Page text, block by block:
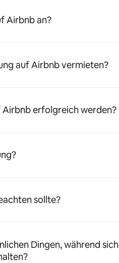
Airbnb an?
auf Airbnb vermieten?
Airbnb erfolgreich werden?
sollte?
Dingen, während sich